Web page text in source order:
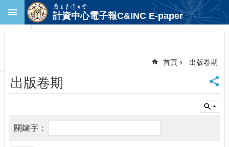
跳到主要內容區塊
首
頁
首
計資中心電子報C&INC E-paper
首頁 出版卷期
出版卷期